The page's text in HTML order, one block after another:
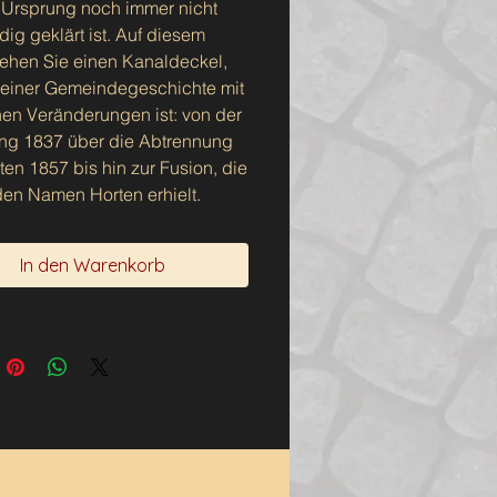
noch immer nicht
geklärt ist. Auf diesem
Sie einen Kanaldeckel,
Gemeindegeschichte mit
Veränderungen ist: von der
1837 über die Abtrennung
1857 bis hin zur Fusion, die
Namen Horten erhielt.
ist ein kleines Stück
ein Symbol für die
der Gemeinde,
In den Warenkorb